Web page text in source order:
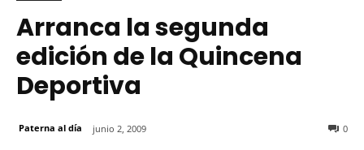
Arranca la segunda
edición de la Quincena
Deportiva
Paterna al día junio 2, 2009 0